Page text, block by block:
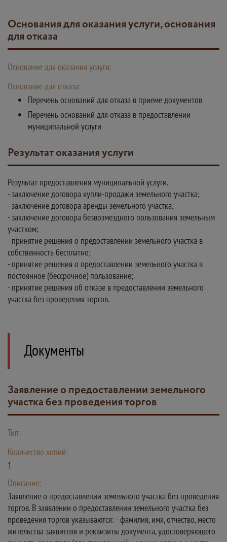
Основания для оказания услуги, основания
для отказа
Основание для оказания услуги:
Основание для отказа:
Перечень оснований для отказа в приеме документов
Перечень оснований для отказа в предоставлении
муниципальной услуги
Результат оказания услуги
Результат предоставления муниципальной услуги.
- заключение договора купли-продажи земельного участка;
- заключение договора аренды земельного участка;
- заключение договора безвозмездного пользования земельным
участком;
- принятие решения о предоставлении земельного участка в
собственность бесплатно;
- принятие решения о предоставлении земельного участка в
постоянное (бессрочное) пользование;
- принятие решения об отказе в предоставлении земельного
участка без проведения торгов.
Документы
Заявление о предоставлении земельного
участка без проведения торгов
Тип:
Количество копий:
1
Описание:
Заявление о предоставлении земельного участка без проведения
торгов. В заявлении о предоставлении земельного участка без
проведения торгов указываются: - фамилия, имя, отчество, место
жительства заявителя и реквизиты документа, удостоверяющего